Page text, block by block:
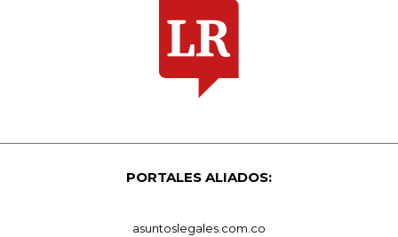
PORTALES ALIADOS:
asuntoslegales.com.co